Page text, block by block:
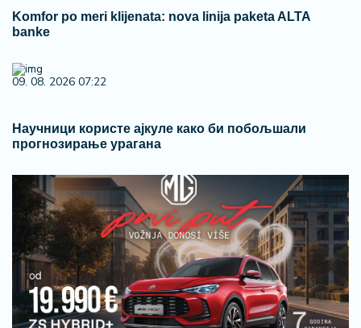
Komfor po meri klijenata: nova linija paketa ALTA
banke
09. 08. 2026 07:22
Научници користе ајкуле како би побољшали
прогнозирање урагана